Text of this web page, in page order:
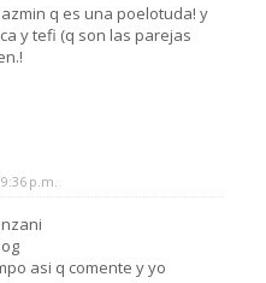
q es una poelotuda! y
y tefi (q son las parejas
p.m.
asi q comente y yo